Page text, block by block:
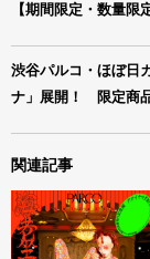
【期間限定・数量限
渋谷パルコ・ほぼ日
ナ」展開！ 限定商
関連記事